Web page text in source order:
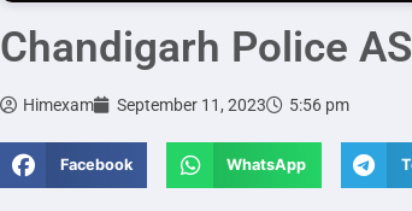
Chandigarh Police
Himexam September 11, 2023 5:56 pm
Facebook WhatsApp